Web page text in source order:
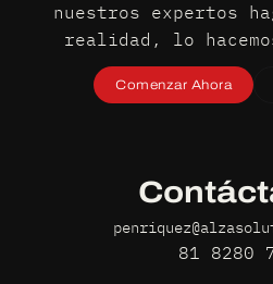
nuestros expertos
realidad, lo
Comenzar Ahora
81 8280